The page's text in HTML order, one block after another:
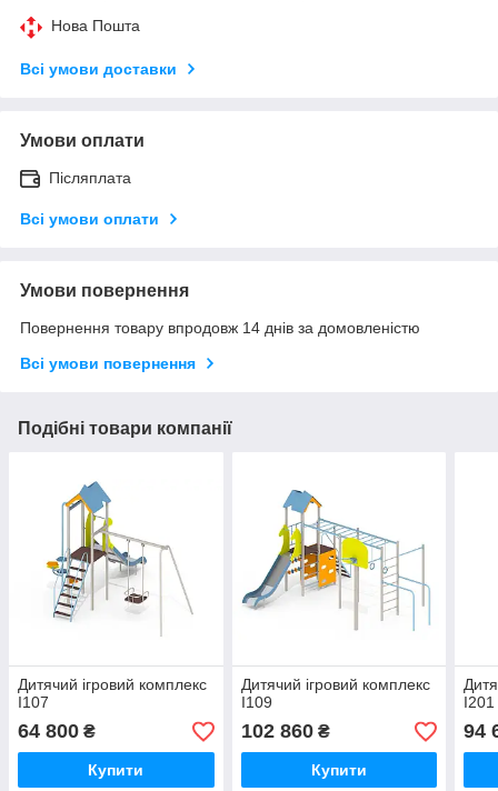
Нова Пошта
Всі умови доставки
Умови оплати
Післяплата
Всі умови оплати
Умови повернення
Повернення товару впродовж 14 днів за домовленістю
Всі умови повернення
Подібні товари компанії
Дитячий ігровий комплекс
I107
64 800 ₴
Купити
Дитячий ігровий комплекс
I109
102 860₴
Купити
I201
94